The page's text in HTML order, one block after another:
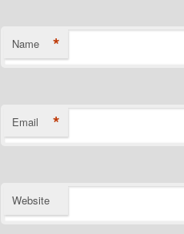
Name *
Email *
Website